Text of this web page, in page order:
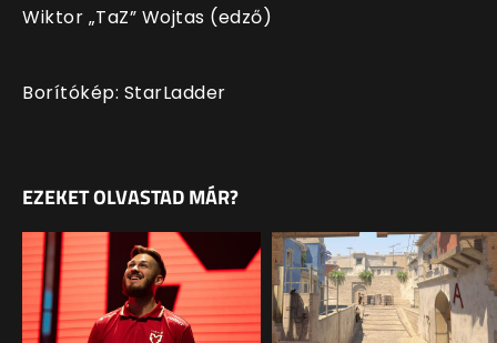
Wiktor „TaZ” Wojtas (edző)
Borítókép: StarLadder
EZEKET OLVASTAD MÁR?